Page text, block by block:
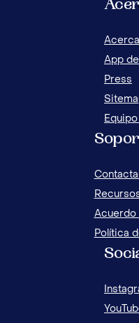
App
Press
Acuerdo
Política